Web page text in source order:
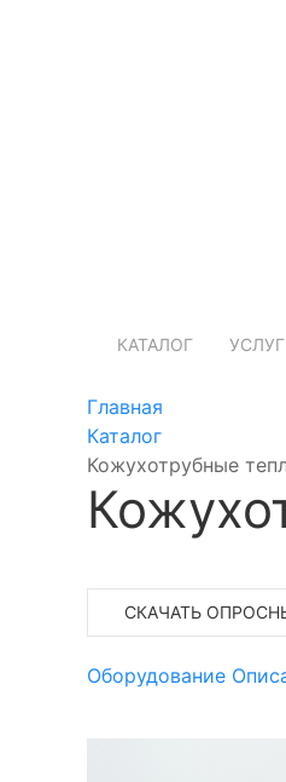
КАТАЛОГ
Главная
Каталог
Кожухотрубные
СКАЧАТЬ
Оборудование